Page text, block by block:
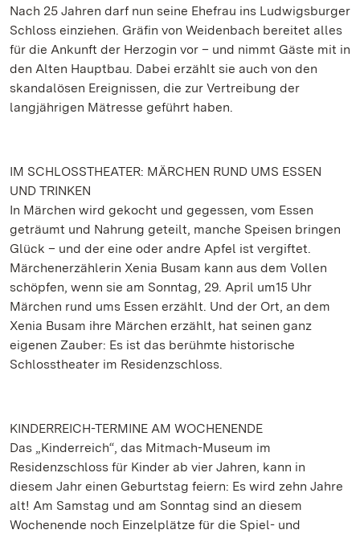
Nach 25 Jahren darf nun seine Ehefrau ins Ludwigsburger
Schloss einziehen. Gräfin von Weidenbach bereitet alles
für die Ankunft der Herzogin vor – und nimmt Gäste mit in
den Alten Hauptbau. Dabei erzählt sie auch von den
skandalösen Ereignissen, die zur Vertreibung der
langjährigen Mätresse geführt haben.
IM SCHLOSSTHEATER: MÄRCHEN RUND UMS ESSEN
UND TRINKEN
In Märchen wird gekocht und gegessen, vom Essen
geträumt und Nahrung geteilt, manche Speisen bringen
Glück – und der eine oder andre Apfel ist vergiftet.
Märchenerzählerin Xenia Busam kann aus dem Vollen
schöpfen, wenn sie am Sonntag, 29. April um15 Uhr
Märchen rund ums Essen erzählt. Und der Ort, an dem
Xenia Busam ihre Märchen erzählt, hat seinen ganz
eigenen Zauber: Es ist das berühmte historische
Schlosstheater im Residenzschloss.
KINDERREICH-TERMINE AM WOCHENENDE
Das „Kinderreich“, das Mitmach-Museum im
Residenzschloss für Kinder ab vier Jahren, kann in
diesem Jahr einen Geburtstag feiern: Es wird zehn Jahre
alt! Am Samstag und am Sonntag sind an diesem
Wochenende noch Einzelplätze für die Spiel- und